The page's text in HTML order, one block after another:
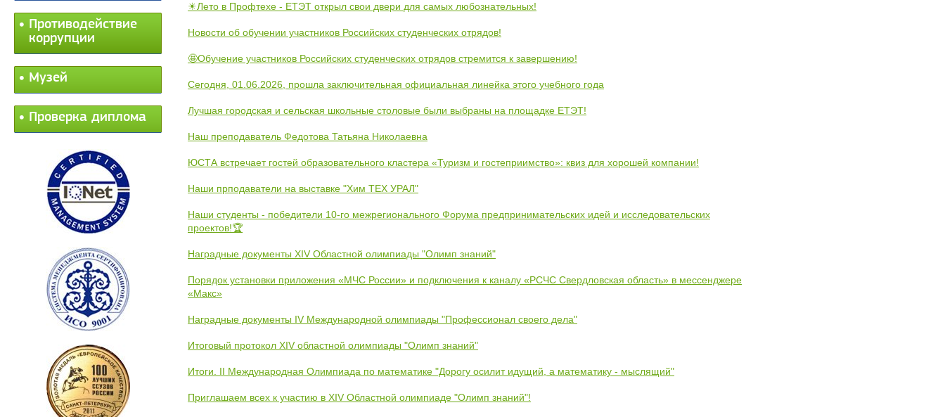
Противодействие
коррупции
Музей
Проверка диплома
☀Лето в Профтехе - ЕТЭТ открыл свои двери для самых любознательных!
Новости об обучении участников Российских студенческих отрядов!
🤩Обучение участников Российских студенческих отрядов стремится к завершению!
Сегодня, 01.06.2026, прошла заключительная официальная линейка этого учебного года
Лучшая городская и сельская школьные столовые были выбраны на площадке ЕТЭТ!
Наш преподаватель Федотова Татьяна Николаевна
ЮСТА встречает гостей образовательного кластера «Туризм и гостеприимство»: квиз для хорошей компании!
Наши прподаватели на выставке "Хим ТЕХ УРАЛ"
Наши студенты - победители 10-го межрегионального Форума предпринимательских идей и исследовательских
проектов!🏆
Наградные документы XIV Областной олимпиады "Олимп знаний"
Порядок установки приложения «МЧС России» и подключения к каналу «РСЧС Свердловская область» в мессенджере
«Макс»
Наградные документы IV Международной олимпиады "Профессионал своего дела"
Итоговый протокол XIV областной олимпиады "Олимп знаний"
Итоги. II Международная Олимпиада по математике "Дорогу осилит идущий, а математику - мыслящий"
Приглашаем всех к участию в XIV Областной олимпиаде "Олимп знаний"!